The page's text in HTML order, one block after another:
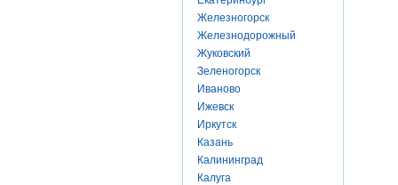
Железногорск
Железнодорожный
Жуковский
Зеленогорск
Иваново
Ижевск
Иркутск
Казань
Калининград
Калуга